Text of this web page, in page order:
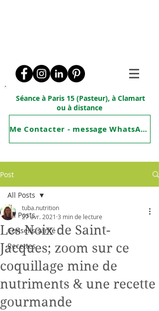
Séance à Paris 15 (Pasteur), à Clamart
ou à distance
Me Contacter - message WhatsApp
Post
All Posts
Conseils santé
Recettes
All Posts
Les Noix de Saint-
Jacques; zoom sur ce
coquillage mine de
nutriments & une recette
gourmande
tuba.nutrition
27 avr. 2021 3 min de lecture